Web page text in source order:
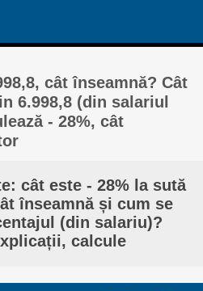
cât înseamnă? Cât
6.998,8 (din salariul
- 28%, cât
cât este - 28% la sută
înseamnă și cum se
(din salariu)?
calcule